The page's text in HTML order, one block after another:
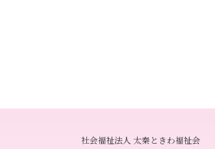
社会福祉法人 太秦ときわ福祉会